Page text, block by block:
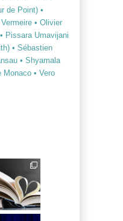
de Point) •
• Olivier
• Pissara Umavijani
• Sébastien
• Shyamala
Monaco • Vero